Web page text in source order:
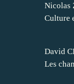
Nicolas
Culture
David
Les